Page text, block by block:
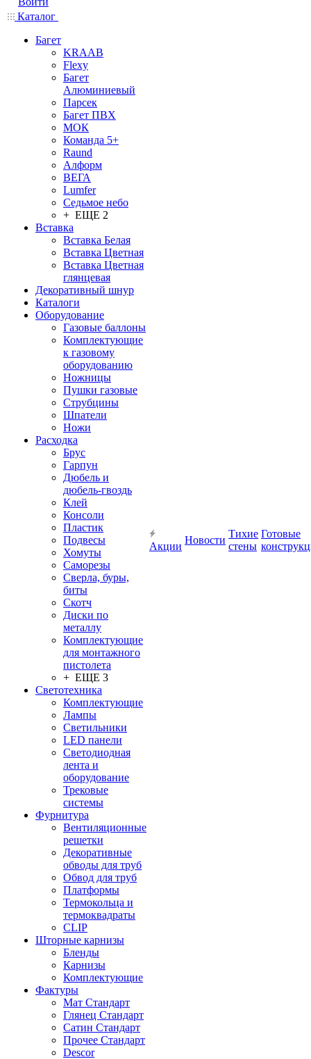
Каталог
Багет
KRAAB
Flexy
Багет
Алюминиевый
Парсек
Багет ПВХ
МОК
Команда 5+
Raund
Алформ
ВЕГА
Lumfer
Седьмое небо
+ ЕЩЕ 2
Вставка
Вставка Белая
Вставка Цветная
Вставка Цветная
глянцевая
Декоративный шнур
Каталоги
Оборудование
Газовые баллоны
Комплектующие
к газовому
оборудованию
Ножницы
Пушки газовые
Струбцины
Шпатели
Ножи
Расходка
Брус
Гарпун
Дюбель и
дюбель-гвоздь
Клей
Консоли
Пластик
Подвесы
Хомуты
Саморезы
Сверла, буры,
биты
Скотч
Диски по
металлу
Комплектующие
для монтажного
пистолета
+ ЕЩЕ 3
Светотехника
Комплектующие
Лампы
Светильники
LED панели
Светодиодная
лента и
оборудование
Трековые
системы
Фурнитура
Вентиляционные
решетки
Декоративные
обводы для труб
Обвод для труб
Платформы
Термокольца и
термоквадраты
CLIP
Шторные карнизы
Бленды
Карнизы
Комплектующие
Фактуры
Мат Стандарт
Глянец Стандарт
Сатин Стандарт
Прочее Стандарт
Descor
Акции
Новости
Тихие
стены
Готовые